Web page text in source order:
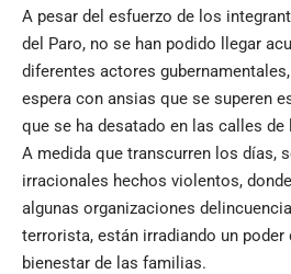
A pesar del esfuerzo de los
del Paro, no se han podido llegar
diferentes actores
espera con ansias que se superen
que se ha desatado en las calles de
A medida que transcurren los días,
irracionales hechos violentos,
algunas organizaciones
terrorista, están irradiando un poder
bienestar de las familias.